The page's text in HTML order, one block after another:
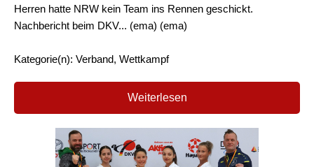
Herren hatte NRW kein Team ins Rennen geschickt.
Nachbericht beim DKV... (ema) (ema)
Kategorie(n): Verband, Wettkampf
Weiterlesen